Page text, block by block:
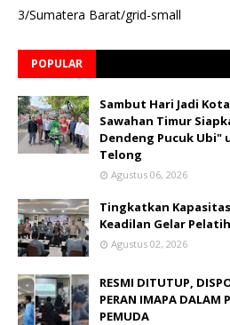
3/Sumatera Barat/grid-small
POPULAR
Sambut Hari Jadi
Sawahan Timur
Dendeng Pucuk Ubi"
Telong
Agustus 06, 2026
Tingkatkan
Keadilan Gelar
Agustus 02, 2026
RESMI DITUTUP,
PERAN IMAPA DALAM
PEMUDA